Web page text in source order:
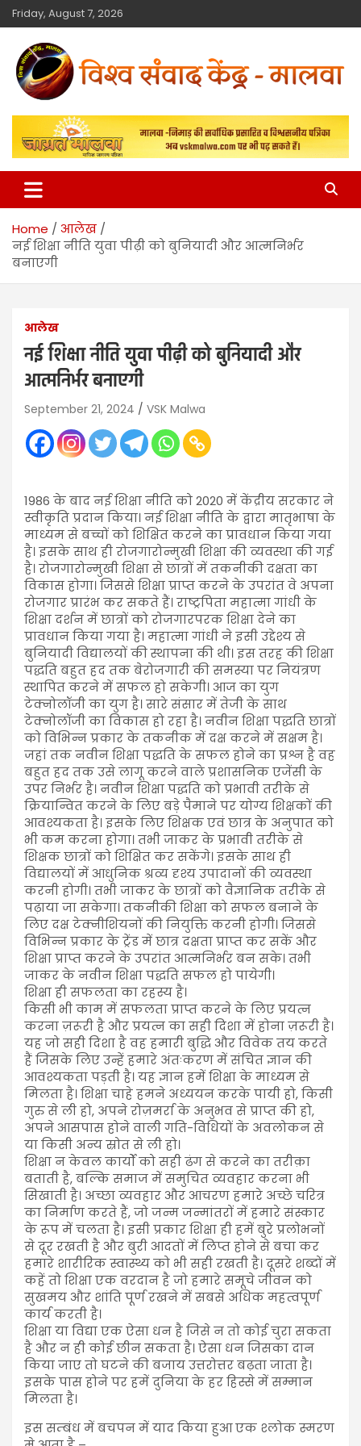
Friday, August 7, 2026
विश्व संवाद केंद्र
मालवा
Home
आलेख
नई शिक्षा नीति युवा पीढ़ी को बुनियादी और आत्मनिर्भर
बनाएगी
आलेख
नई शिक्षा नीति युवा पीढ़ी को बुनियादी और
आत्मनिर्भर बनाएगी
September 21, 2024 VSK Malwa
1986 के बाद नई शिक्षा नीति को 2020 में केंद्रीय सरकार ने
स्वीकृति प्रदान किया। नई शिक्षा नीति के द्वारा मातृभाषा के
माध्यम से बच्चों को शिक्षित करने का प्रावधान किया गया
है। इसके साथ ही रोजगारोन्मुखी शिक्षा की व्यवस्था की गई
है। रोजगारोन्मुखी शिक्षा से छात्रों में तकनीकी दक्षता का
विकास होगा। जिससे शिक्षा प्राप्त करने के उपरांत वे अपना
रोजगार प्रारंभ कर सकते हैं। राष्ट्रपिता महात्मा गांधी के
शिक्षा दर्शन में छात्रों को रोजगारपरक शिक्षा देने का
प्रावधान किया गया है। महात्मा गांधी ने इसी उद्देश्य से
बुनियादी विद्यालयों की स्थापना की थी। इस तरह की शिक्षा
पद्धति बहुत हद तक बेरोजगारी की समस्या पर नियंत्रण
स्थापित करने में सफल हो सकेगी। आज का युग
टेक्नोलॉजी का युग है। सारे संसार में तेजी के साथ
टेक्नोलॉजी का विकास हो रहा है। नवीन शिक्षा पद्धति छात्रों
को विभिन्न प्रकार के तकनीक में दक्ष करने में सक्षम है।
जहां तक नवीन शिक्षा पद्धति के सफल होने का प्रश्न है वह
बहुत हद तक उसे लागू करने वाले प्रशासनिक एजेंसी के
उपर निर्भर है। नवीन शिक्षा पद्धति को प्रभावी तरीके से
क्रियान्वित करने के लिए बड़े पैमाने पर योग्य शिक्षकों की
आवश्यकता है। इसके लिए शिक्षक एवं छात्र के अनुपात को
भी कम करना होगा। तभी जाकर के प्रभावी तरीके से
शिक्षक छात्रों को शिक्षित कर सकेंगे। इसके साथ ही
विद्यालयों में आधुनिक श्रव्य दृश्य उपादानों की व्यवस्था
करनी होगी। तभी जाकर के छात्रों को वैज्ञानिक तरीके से
पढ़ाया जा सकेगा। तकनीकी शिक्षा को सफल बनाने के
लिए दक्ष टेक्नीशियनों की नियुक्ति करनी होगी। जिससे
विभिन्न प्रकार के ट्रेंड में छात्र दक्षता प्राप्त कर सकें और
शिक्षा प्राप्त करने के उपरांत आत्मनिर्भर बन सके। तभी
जाकर के नवीन शिक्षा पद्धति सफल हो पायेगी।
शिक्षा ही सफलता का रहस्य है।
किसी भी काम में सफलता प्राप्त करने के लिए प्रयत्न
करना ज़रूरी है और प्रयत्न का सही दिशा में होना ज़रूरी है।
यह जो सही दिशा है वह हमारी बुद्धि और विवेक तय करते
हैं जिसके लिए उन्हें हमारे अंतःकरण में संचित ज्ञान की
आवश्यकता पड़ती है। यह ज्ञान हमें शिक्षा के माध्यम से
मिलता है। शिक्षा चाहे हमने अध्ययन करके पायी हो, किसी
गुरु से ली हो, अपने रोज़मर्रा के अनुभव से प्राप्त की हो,
अपने आसपास होने वाली गति-विधियों के अवलोकन से
या किसी अन्य स्रोत से ली हो।
शिक्षा न केवल कार्यों को सही ढंग से करने का तरीक़ा
बताती है, बल्कि समाज में समुचित व्यवहार करना भी
सिखाती है। अच्छा व्यवहार और आचरण हमारे अच्छे चरित्र
का निर्माण करते हैं, जो जन्म जन्मांतरों में हमारे संस्कार
के रूप में चलता है। इसी प्रकार शिक्षा ही हमें बुरे प्रलोभनों
से दूर रखती है और बुरी आदतों में लिप्त होने से बचा कर
हमारे शारीरिक स्वास्थ्य को भी सही रखती है। दूसरे शब्दों में
कहें तो शिक्षा एक वरदान है जो हमारे समूचे जीवन को
सुखमय और शांति पूर्ण रखने में सबसे अधिक महत्वपूर्ण
कार्य करती है।
शिक्षा या विद्या एक ऐसा धन है जिसे न तो कोई चुरा सकता
है और न ही कोई छीन सकता है। ऐसा धन जिसका दान
किया जाए तो घटने की बजाय उत्तरोत्तर बढ़ता जाता है।
इसके पास होने पर हमें दुनिया के हर हिस्से में सम्मान
मिलता है।
इस सम्बंध में बचपन में याद किया हुआ एक श्लोक स्मरण